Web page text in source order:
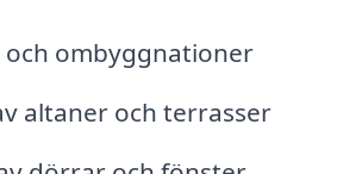
och ombyggnationer
altaner och terrasser